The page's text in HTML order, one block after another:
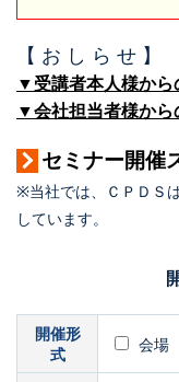
【 お し ら せ 】
▼受講者本人様から
▼会社担当者様から
セミナー開催
※当社では、ＣＰＤＳ
しています。
開催形
式
会場